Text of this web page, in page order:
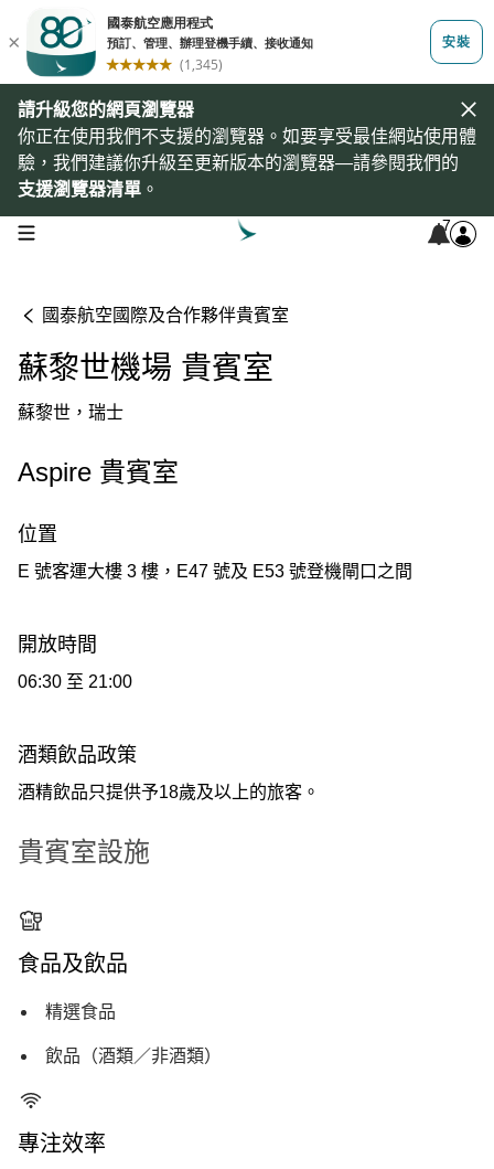
請升級您的網頁瀏覽器
你正在使用我們不支援的瀏覽器。如要享受最佳網站使用體
驗，我們建議你升級至更新版本的瀏覽器—請參閱我們的
支援瀏覽器清單 。
open navigation menu 7
國泰航空國際及合作夥伴貴賓室
蘇黎世機場 貴賓室
蘇黎世，瑞士
Aspire 貴賓室
位置
E 號客運大樓 3 樓，E47 號及 E53 號登機閘口之間
開放時間
06:30 至 21:00
酒類飲品政策
酒精飲品只提供予18歲及以上的旅客。
貴賓室設施
食品及飲品
精選食品
飲品（酒類／非酒類）
專注效率